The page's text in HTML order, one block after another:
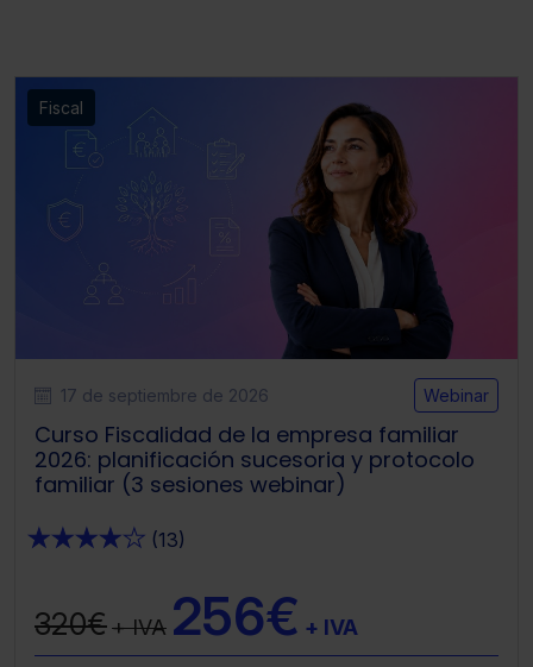
Fiscal
17 de septiembre de 2026 Webinar
Curso Fiscalidad de la empresa familiar
2026: planificación sucesoria y protocolo
familiar (3 sesiones webinar)
★★★★★ (13)
320€+ IVA 256€ + IVA